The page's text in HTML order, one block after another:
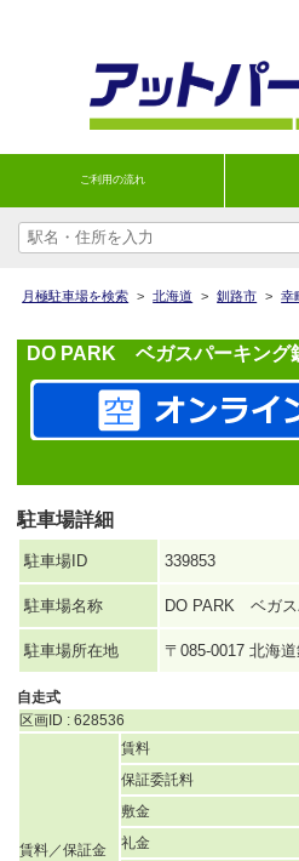
ご利用の流れ
月極駐車場を検索 > 北海道 > 釧路市 > 幸
DO PARK ベガスパーキング
駐車場詳細
駐車場ID 339853
駐車場名称 DO PARK ベガ
駐車場所在地 〒085-0017 北海
自走式
区画ID : 628536
賃料／保証金
賃料
保証委託料
敷金
礼金